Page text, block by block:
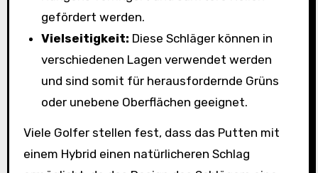
gefördert werden.
Vielseitigkeit: Diese Schläger können in
verschiedenen Lagen verwendet werden
und sind somit für herausfordernde Grüns
oder unebene Oberflächen geeignet.
Viele Golfer stellen fest, dass das Putten mit
einem Hybrid einen natürlicheren Schlag